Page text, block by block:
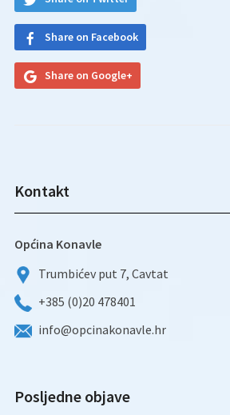
Share on Facebook
Share on Google+
Kontakt
Općina Konavle
Trumbićev put 7, Cavtat
+385 (0)20 478401
info@opcinakonavle.hr
Posljedne objave